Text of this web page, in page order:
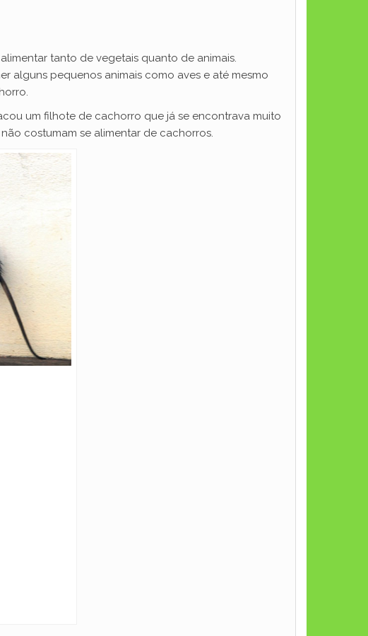
tanto de vegetais quanto de animais.
alguns pequenos animais como aves e até mesmo
um filhote de cachorro que já se encontrava muito
costumam se alimentar de cachorros.